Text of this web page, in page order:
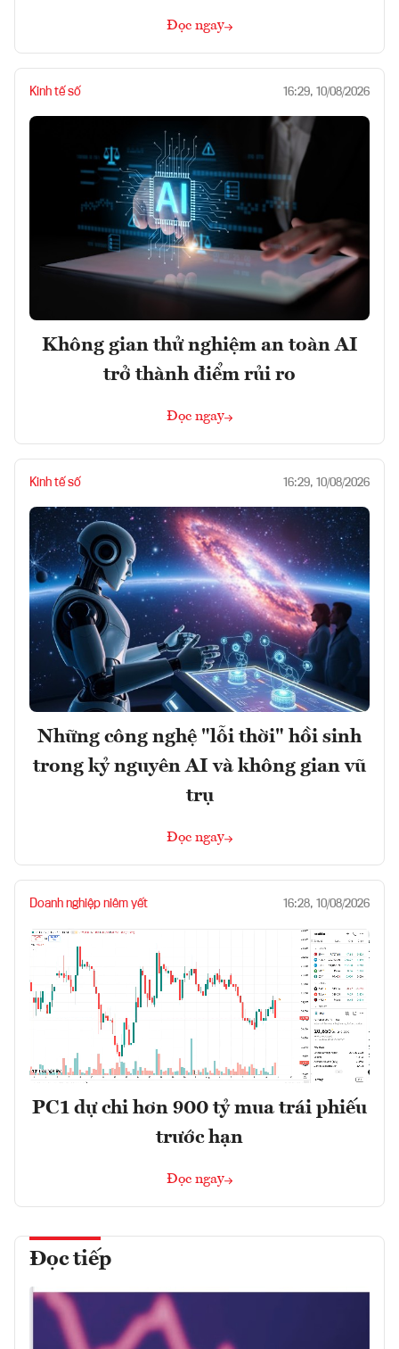
Đọc ngay
Kinh tế số 16:29, 10/08/2026
Không gian thử nghiệm an toàn AI
trở thành điểm rủi ro
Đọc ngay
Kinh tế số 16:29, 10/08/2026
Những công nghệ "lỗi thời" hồi sinh
trong kỷ nguyên AI và không gian vũ
trụ
Đọc ngay
Doanh nghiệp niêm yết 16:28, 10/08/2026
PC1 dự chi hơn 900 tỷ mua trái phiếu
trước hạn
Đọc ngay
Đọc tiếp